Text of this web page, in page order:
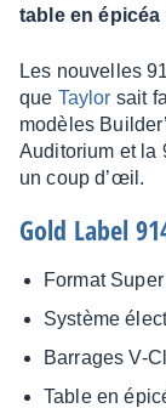
table en
Les nouvelles
que Taylor sait
modèles
Audi­to­rium et la
un coup d’œil.
Gold Label
Format
Système
Barrages V-
Table en